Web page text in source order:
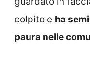
colpito e ha
paura nelle